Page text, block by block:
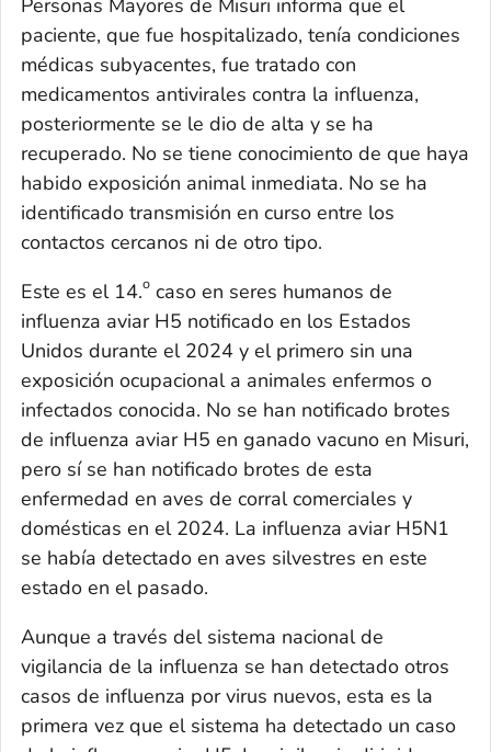
Personas Mayores de Misuri informa que el
paciente, que fue hospitalizado, tenía condiciones
médicas subyacentes, fue tratado con
medicamentos antivirales contra la influenza,
posteriormente se le dio de alta y se ha
recuperado. No se tiene conocimiento de que haya
habido exposición animal inmediata. No se ha
identificado transmisión en curso entre los
contactos cercanos ni de otro tipo.
Este es el 14.o caso en seres humanos de
influenza aviar H5 notificado en los Estados
Unidos durante el 2024 y el primero sin una
exposición ocupacional a animales enfermos o
infectados conocida. No se han notificado brotes
de influenza aviar H5 en ganado vacuno en Misuri,
pero sí se han notificado brotes de esta
enfermedad en aves de corral comerciales y
domésticas en el 2024. La influenza aviar H5N1
se había detectado en aves silvestres en este
estado en el pasado.
Aunque a través del sistema nacional de
vigilancia de la influenza se han detectado otros
casos de influenza por virus nuevos, esta es la
primera vez que el sistema ha detectado un caso